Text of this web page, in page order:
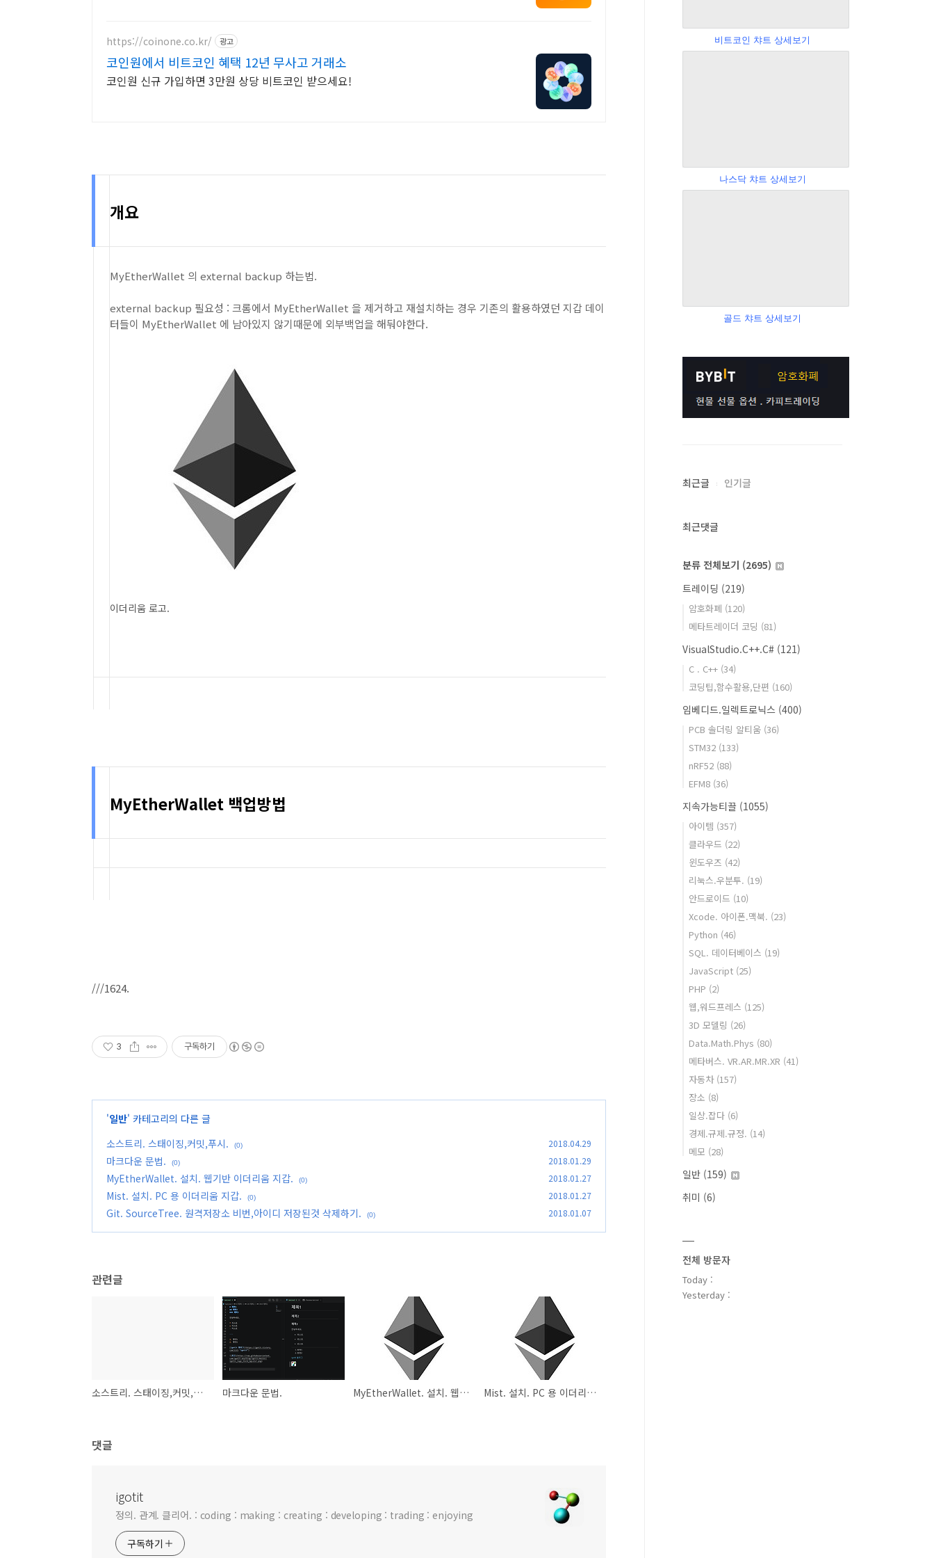
https://coinone.co.kr/ 광고
코인원에서 비트코인 혜택 12년 무사고 거래소
코인원 신규 가입하면 3만원 상당 비트코인 받으세요!
개요
MyEtherWallet 의 external backup 하는법.
external backup 필요성 : 크롬에서 MyEtherWallet 을 제거하고 재설치하는 경우 기존의 활용하였던 지갑 데이
터들이 MyEtherWallet 에 남아있지 않기때문에 외부백업을 해둬야한다.
이더리움 로고.
MyEtherWallet 백업방법
///1624.
3 구독하기
'일반' 카테고리의 다른 글
소스트리. 스태이징,커밋,푸시.
(0) 2018.04.29
마크다운 문법. (0) 2018.01.29
MyEtherWallet. 설치. 웹기반 이더리움 지갑. (0) 2018.01.27
Mist. 설치. PC 용 이더리움 지갑. (0) 2018.01.27
Git. SourceTree. 원격저장소 비번,아이디 저장된것 삭제하기. (0) 2018.01.07
관련글
소스트리. 스태이징,커밋,푸시. 마크다운 문법. MyEtherWallet. 설치. 웹기반 이더리움 지갑. Mist. 설치. PC 용 이더리움 지갑.
댓글
igotit
정의. 관계. 클리어. : coding : making : creating : developing : trading : enjoying
구독하기
비트코인 챠트 상세보기
나스닥 챠트 상세보기
골드 챠트 상세보기
최근글 인기글
최근댓글
분류 전체보기 (2695)
트레이딩 (219)
암호화폐 (120)
메타트레이더 코딩 (81)
VisualStudio.C++.C# (121)
C . C++ (34)
코딩팁,함수활용,단편 (160)
임베디드.일렉트로닉스 (400)
PCB 솔더링 알티움 (36)
STM32 (133)
nRF52 (88)
EFM8 (36)
지속가능티끌 (1055)
아이템 (357)
클라우드 (22)
윈도우즈 (42)
리눅스.우분투. (19)
안드로이드 (10)
Xcode. 아이폰.맥북. (23)
Python (46)
SQL. 데이터베이스 (19)
JavaScript (25)
PHP (2)
웹,워드프레스 (125)
3D 모델링 (26)
Data.Math.Phys (80)
메타버스. VR.AR.MR.XR (41)
자동차 (157)
장소 (8)
일상.잡다 (6)
경제.규제.규정. (14)
메모 (28)
일반 (159)
취미 (6)
전체 방문자
Today :
Yesterday :